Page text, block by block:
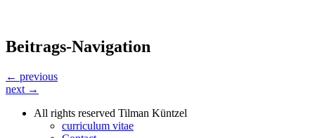
Beitrags-Navigation
← previous
next →
All rights reserved Tilman Küntzel
curriculum vitae